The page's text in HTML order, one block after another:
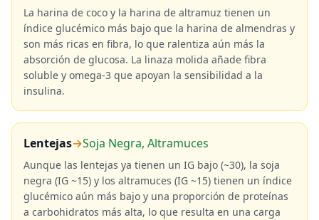
La harina de coco y la harina de altramuz tienen un
índice glucémico más bajo que la harina de almendras y
son más ricas en fibra, lo que ralentiza aún más la
absorción de glucosa. La linaza molida añade fibra
soluble y omega-3 que apoyan la sensibilidad a la
insulina.
Lentejas→Soja Negra, Altramuces
Aunque las lentejas ya tienen un IG bajo (~30), la soja
negra (IG ~15) y los altramuces (IG ~15) tienen un índice
glucémico aún más bajo y una proporción de proteínas
a carbohidratos más alta, lo que resulta en una carga